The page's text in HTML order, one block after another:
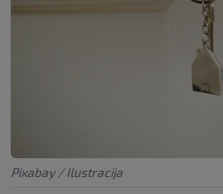
Pixabay / Ilustracija